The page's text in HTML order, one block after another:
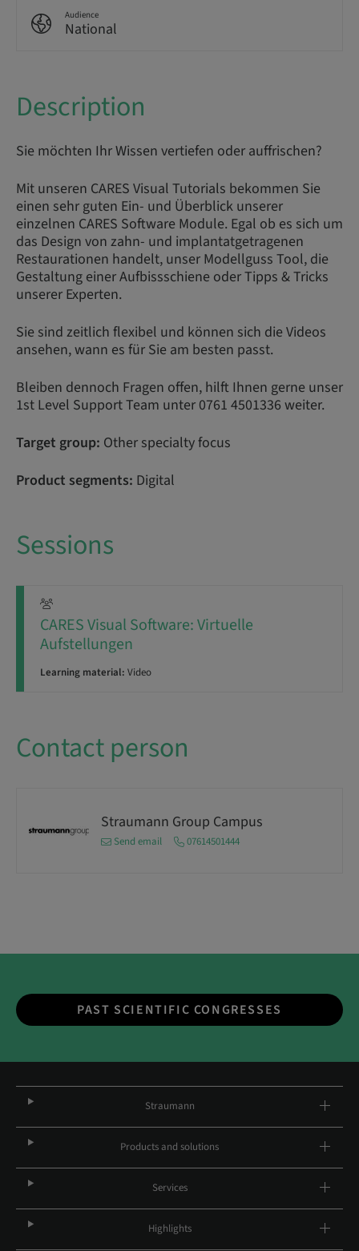
Audience
National
Description
Sie möchten Ihr Wissen vertiefen oder auffrischen?
Mit unseren CARES Visual Tutorials bekommen Sie
einen sehr guten Ein- und Überblick unserer
einzelnen CARES Software Module. Egal ob es sich um
das Design von zahn- und implantatgetragenen
Restaurationen handelt, unser Modellguss Tool, die
Gestaltung einer Aufbissschiene oder Tipps & Tricks
unserer Experten.
Sie sind zeitlich flexibel und können sich die Videos
ansehen, wann es für Sie am besten passt.
Bleiben dennoch Fragen offen, hilft Ihnen gerne unser
1st Level Support Team unter 0761 4501336 weiter.
Target group: Other specialty focus
Product segments: Digital
Sessions
CARES Visual Software: Virtuelle
Aufstellungen
Learning material: Video
Contact person
Straumann Group Campus
Send email 07614501444
PAST SCIENTIFIC CONGRESSES
Straumann
Products and solutions
Services
Highlights